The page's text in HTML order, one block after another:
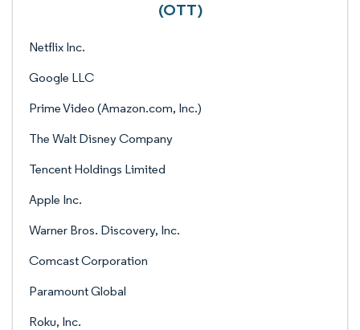
(OTT)
Netflix Inc.
Google LLC
Prime Video (Amazon.com, Inc.)
The Walt Disney Company
Tencent Holdings Limited
Apple Inc.
Warner Bros. Discovery, Inc.
Comcast Corporation
Paramount Global
Roku, Inc.